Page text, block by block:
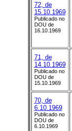
72, de
15.10.1969
Publicado no
DOU de
16.10.1969
71, de
14.10.1969
Publicado no
DOU de
15.10.1969
70, de
6.10.1969
Publicado no
DOU de
6.10.1969